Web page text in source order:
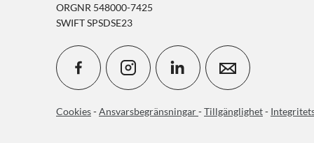
ORGNR 548000-7425
SWIFT SPSDSE23
Cookies-Ansvarsbegränsningar-Tillgänglighet-